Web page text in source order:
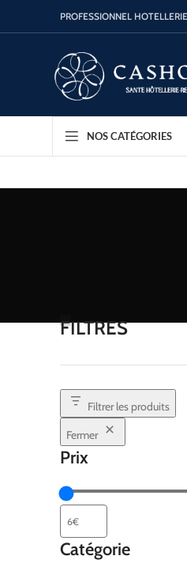
PROFESSIONNEL
NOS CATÉGORIES
FILTRES
Filtrer les produits
Fermer
Prix
Catégorie